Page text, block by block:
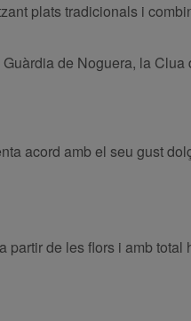
plats tradicionals i
de Noguera, la Clua
acord amb el seu gust
de les flors i amb